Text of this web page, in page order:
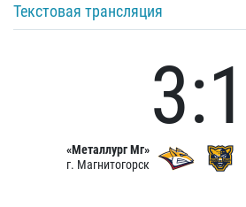
Текстовая трансляция
«Металлург Мг»
г. Магнитогорск
3:1